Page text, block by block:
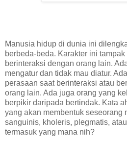
Manusia hidup di dunia ini
berbeda-beda. Karakter ini
berinteraksi dengan orang lain.
mengatur dan tidak mau diatur.
perasaan saat berinteraksi atau
orang lain. Ada juga orang yang
berpikir daripada bertindak. Kata
yang akan membentuk seseorang
sanguinis, kholeris, plegmatis,
termasuk yang mana nih?